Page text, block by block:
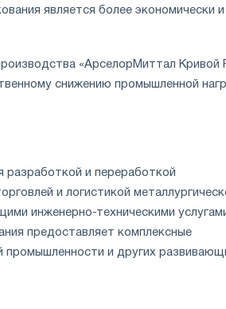
является более экономически и
«АрселорМиттал Кривой
снижению промышленной
разработкой и переработкой
и логистикой
инженерно-техническими
предоставляет комплексные
промышленности и других